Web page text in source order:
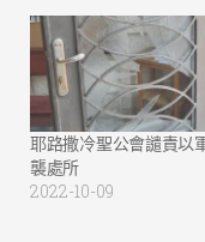
耶路撒冷聖公會譴責以
襲處所
2022-10-09